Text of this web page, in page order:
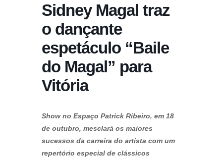
Sidney Magal traz
o dançante
espetáculo “Baile
do Magal” para
Vitória
Show no Espaço Patrick Ribeiro, em 18
de outubro, mesclará os maiores
sucessos da carreira do artista com um
repertório especial de clássicos